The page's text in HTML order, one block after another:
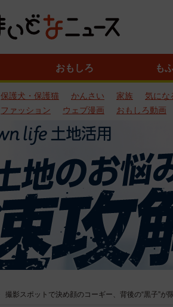
おもしろ も
保護犬・保護猫 かんさい 家族 気にな
ファッション
ウェブ漫画 おもしろ動画
撮影スポットで決め顔のコーギー、背後の“黒子”